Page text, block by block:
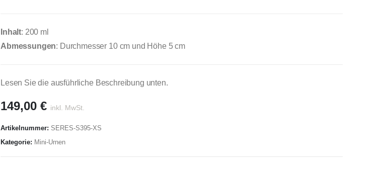
Inhalt: 200 ml
Abmessungen: Durchmesser 10 cm und Höhe 5 cm
Lesen Sie die ausführliche Beschreibung unten.
149,00 € inkl. MwSt.
Artikelnummer: SERES-S395-XS
Kategorie: Mini-Urnen